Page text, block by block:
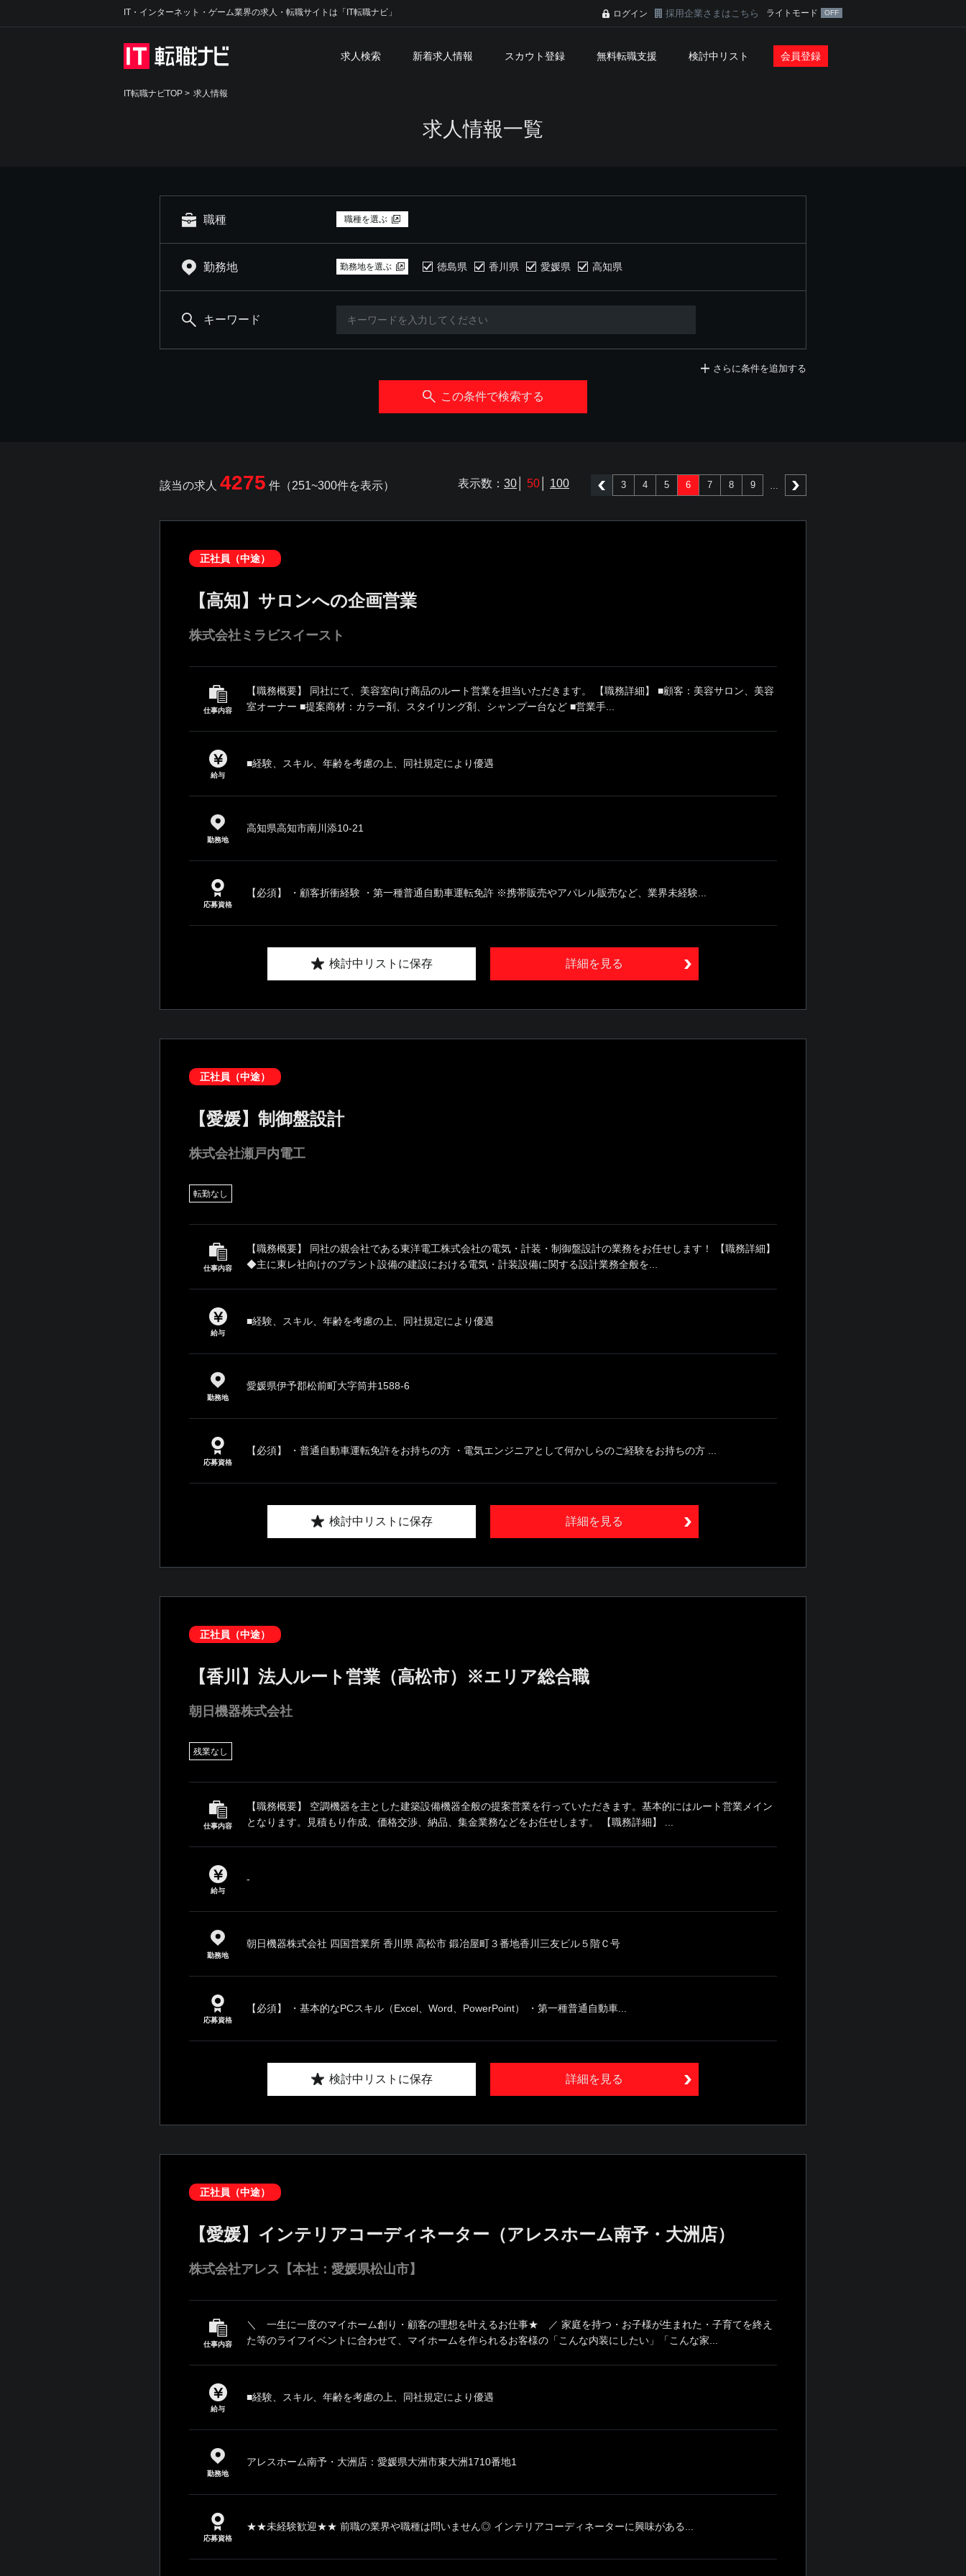
IT・インターネット・ゲーム業界の求人・転職サイトは「IT転職ナビ」 ログイン 採用企業さまはこちら ライトモード
求人検索 新着求人情報 スカウト登録 無料転職支援 検討中リスト 会員登録
IT転職ナビTOP > 求人情報
求人情報一覧
職種 職種を選ぶ
勤務地 勤務地を選ぶ 徳島県 香川県 愛媛県 高知県
キーワード
さらに条件を追加する
この条件で検索する
該当の求人 4275 件（251~300件を表示） 表示数： 30 50 100 3 4 5 6 7 8 9
正社員（中途）
【高知】サロンへの企画営業
株式会社ミラビスイースト
仕事内容
【職務概要】 同社にて、美容室向け商品のルート営業を担当いただきます。 【職務詳細】 ■顧客：美容サロン、美容
室オーナー ■提案商材：カラー剤、スタイリング剤、シャンプー台など ■営業手...
給与
■経験、スキル、年齢を考慮の上、同社規定により優遇
勤務地
高知県高知市南川添10-21
応募資格
【必須】 ・顧客折衝経験 ・第一種普通自動車運転免許 ※携帯販売やアパレル販売など、業界未経験...
詳細を見る
検討中リストに保存
正社員（中途）
【愛媛】制御盤設計
株式会社瀬戸内電工
転勤なし
仕事内容
【職務概要】 同社の親会社である東洋電工株式会社の電気・計装・制御盤設計の業務をお任せします！ 【職務詳細】
◆主に東レ社向けのプラント設備の建設における電気・計装設備に関する設計業務全般を...
給与
■経験、スキル、年齢を考慮の上、同社規定により優遇
勤務地
愛媛県伊予郡松前町大字筒井1588-6
応募資格
【必須】 ・普通自動車運転免許をお持ちの方 ・電気エンジニアとして何かしらのご経験をお持ちの方 ...
詳細を見る
検討中リストに保存
正社員（中途）
【香川】法人ルート営業（高松市）※エリア総合職
朝日機器株式会社
残業なし
仕事内容
【職務概要】 空調機器を主とした建築設備機器全般の提案営業を行っていただきます。基本的にはルート営業メイン
となります。見積もり作成、価格交渉、納品、集金業務などをお任せします。 【職務詳細】 ...
給与
‐
勤務地
朝日機器株式会社 四国営業所 香川県 高松市 鍛冶屋町３番地香川三友ビル５階Ｃ号
応募資格
【必須】 ・基本的なPCスキル（Excel、Word、PowerPoint） ・第一種普通自動車...
詳細を見る
検討中リストに保存
正社員（中途）
【愛媛】インテリアコーディネーター（アレスホーム南予・大洲店）
株式会社アレス【本社：愛媛県松山市】
仕事内容
＼ 一生に一度のマイホーム創り・顧客の理想を叶えるお仕事★ ／ 家庭を持つ・お子様が生まれた・子育てを終え
た等のライフイベントに合わせて、マイホームを作られるお客様の「こんな内装にしたい」「こんな家...
給与
■経験、スキル、年齢を考慮の上、同社規定により優遇
勤務地
アレスホーム南予・大洲店：愛媛県大洲市東大洲1710番地1
応募資格
★★未経験歓迎★★ 前職の業界や職種は問いません◎ インテリアコーディネーターに興味がある...